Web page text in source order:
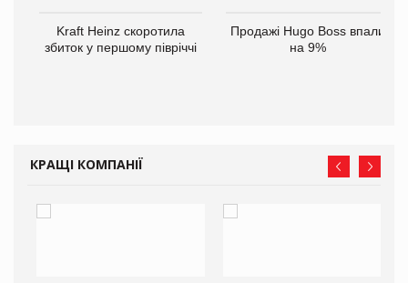
Kraft Heinz скоротила
збиток у першому півріччі
Продажі Hugo Boss впали
на 9%
КРАЩІ КОМПАНІЇ